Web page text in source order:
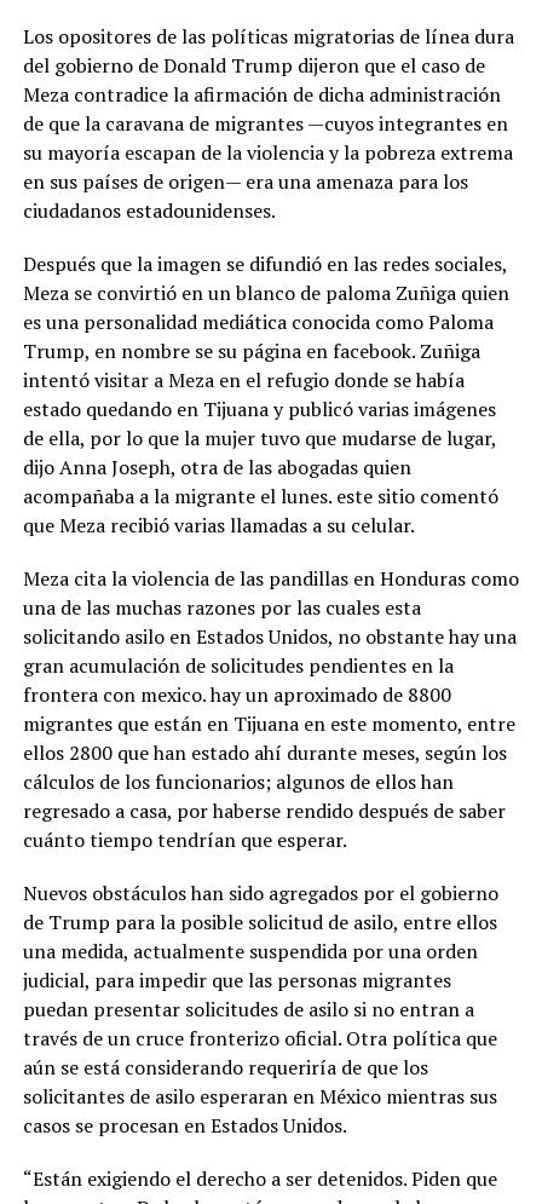
Los opositores de las políticas migratorias de línea dura
del gobierno de Donald Trump dijeron que el caso de
Meza contradice la afirmación de dicha administración
de que la caravana de migrantes —cuyos integrantes en
su mayoría escapan de la violencia y la pobreza extrema
en sus países de origen— era una amenaza para los
ciudadanos estadounidenses.
Después que la imagen se difundió en las redes sociales,
Meza se convirtió en un blanco de paloma Zuñiga quien
es una personalidad mediática conocida como Paloma
Trump, en nombre se su página en facebook. Zuñiga
intentó visitar a Meza en el refugio donde se había
estado quedando en Tijuana y publicó varias imágenes
de ella, por lo que la mujer tuvo que mudarse de lugar,
dijo Anna Joseph, otra de las abogadas quien
acompañaba a la migrante el lunes. este sitio comentó
que Meza recibió varias llamadas a su celular.
Meza cita la violencia de las pandillas en Honduras como
una de las muchas razones por las cuales esta
solicitando asilo en Estados Unidos, no obstante hay una
gran acumulación de solicitudes pendientes en la
frontera con mexico. hay un aproximado de 8800
migrantes que están en Tijuana en este momento, entre
ellos 2800 que han estado ahí durante meses, según los
cálculos de los funcionarios; algunos de ellos han
regresado a casa, por haberse rendido después de saber
cuánto tiempo tendrían que esperar.
Nuevos obstáculos han sido agregados por el gobierno
de Trump para la posible solicitud de asilo, entre ellos
una medida, actualmente suspendida por una orden
judicial, para impedir que las personas migrantes
puedan presentar solicitudes de asilo si no entran a
través de un cruce fronterizo oficial. Otra política que
aún se está considerando requeriría de que los
solicitantes de asilo esperaran en México mientras sus
casos se procesan en Estados Unidos.
“Están exigiendo el derecho a ser detenidos. Piden que